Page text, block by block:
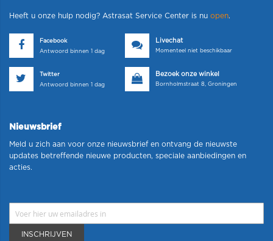
Heeft u onze hulp nodig? Astrasat Service Center is nu open.
Facebook
Antwoord binnen 1 dag
Livechat
Momenteel niet beschikbaar
Twitter
Antwoord binnen 1 dag
Bezoek onze winkel
Bornholmstraat 8, Groningen
Nieuwsbrief
Meld u zich aan voor onze nieuwsbrief en ontvang de nieuwste
updates betreffende nieuwe producten, speciale aanbiedingen en
acties.
INSCHRIJVEN